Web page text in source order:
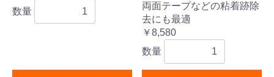
数量
両面テープなどの粘着跡除
去にも最適
￥8,580
数量